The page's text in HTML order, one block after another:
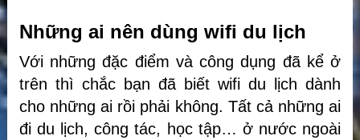
Những ai nên dùng wifi du lịch
Với những đặc điểm và công dụng đã kể ở
trên thì chắc bạn đã biết wifi du lịch dành
cho những ai rồi phải không. Tất cả những ai
đi du lịch, công tác, học tập… ở nước ngoài